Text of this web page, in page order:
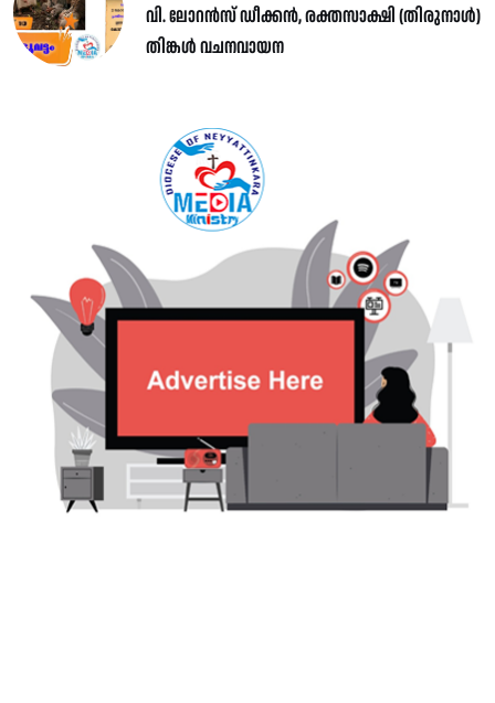
വി. ലോറൻസ് ഡീക്കൻ, രക്തസാക്ഷി (തിരുനാൾ)
തിങ്കൾ വചനവായന